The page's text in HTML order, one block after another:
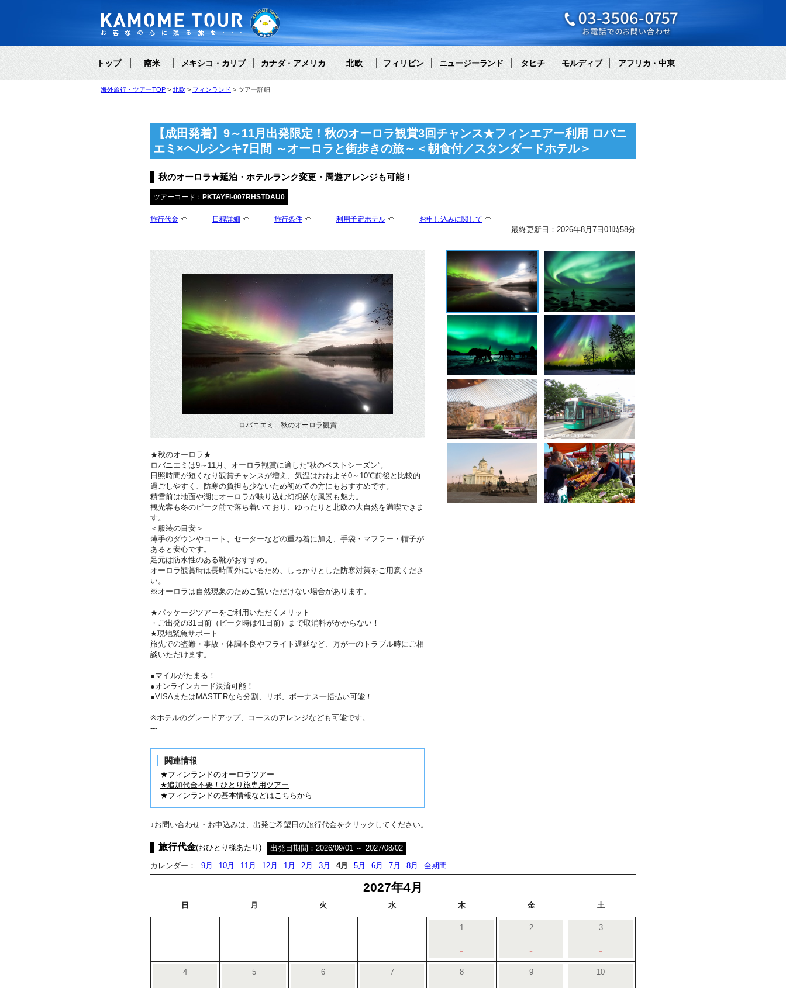
トップ 南米 メキシコ・カリブ カナダ・アメリカ 北欧 フィリピン ニュージーランド タヒチ モルディブ アフリカ・中東
海外旅行・ツアーTOP 北欧 フィンランド ツアー詳細
【成田発着】9～11月出発限定！秋のオーロラ観賞3回チャンス★フィンエアー利用 ロバニ
エミ×ヘルシンキ7日間 ～オーロラと街歩きの旅～＜朝食付／スタンダードホテル＞
秋のオーロラ★延泊・ホテルランク変更・周遊アレンジも可能！
ツアーコード： PKTAYFI-007RHSTDAU0
旅行代金 日程詳細 旅行条件 利用予定ホテル お申し込みに関して
最終更新日：2026年8月7日01時58分
ロバニエミ 秋のオーロラ観賞
★秋のオーロラ★
ロバニエミは9～11月、オーロラ観賞に適した“秋のベストシーズン”。
日照時間が短くなり観賞チャンスが増え、気温はおおよそ0～10℃前後と比較的
過ごしやすく、防寒の負担も少ないため初めての方にもおすすめです。
積雪前は地面や湖にオーロラが映り込む幻想的な風景も魅力。
観光客も冬のピーク前で落ち着いており、ゆったりと北欧の大自然を満喫できま
す。
＜服装の目安＞
薄手のダウンやコート、セーターなどの重ね着に加え、手袋・マフラー・帽子が
あると安心です。
足元は防水性のある靴がおすすめ。
オーロラ観賞時は長時間外にいるため、しっかりとした防寒対策をご用意くださ
い。
※オーロラは自然現象のためご覧いただけない場合があります。
★パッケージツアーをご利用いただくメリット
・ご出発の31日前（ピーク時は41日前）まで取消料がかからない！
★現地緊急サポート
旅先での盗難・事故・体調不良やフライト遅延など、万が一のトラブル時にご相
談いただけます。
●マイルがたまる！
●オンラインカード決済可能！
●VISAまたはMASTERなら分割、リボ、ボーナス一括払い可能！
※ホテルのグレードアップ、コースのアレンジなども可能です。
---
関連情報
★フィンランドのオーロラツアー
★追加代金不要！ひとり旅専用ツアー
★フィンランドの基本情報などはこちらから
↓お問い合わせ・お申込みは、出発ご希望日の旅行代金をクリックしてください。
旅行代金(おひとり様あたり)
出発日期間：2026/09/01 ～ 2027/08/02
カレンダー：
9月 10月 11月 12月 1月 2月 3月 4月 5月 6月 7月 8月 全期間
2027年4月
日 月 火 水 木 金 土
1
-
2
-
3
-
4 5 6 7 8 9 10